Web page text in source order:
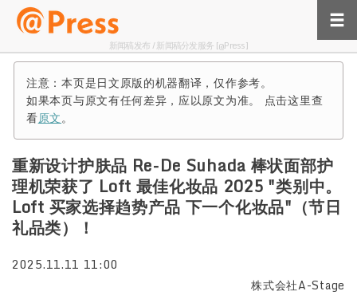
新闻稿发布 / 新闻稿分发服务 [@Press]
注意：本页是日文原版的机器翻译，仅作参考。
如果本页与原文有任何差异，应以原文为准。 点击这里查
看原文。
重新设计护肤品 Re-De Suhada 棒状面部护
理机荣获了 Loft 最佳化妆品 2025 "类别中。
Loft 买家选择趋势产品 下一个化妆品"（节日
礼品类）！
2025.11.11 11:00
株式会社A-Stage